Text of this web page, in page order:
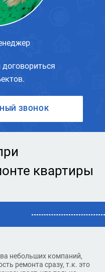
ЗВОНОК
квартиры
небольших компаний,
ремонта сразу, т.к. это